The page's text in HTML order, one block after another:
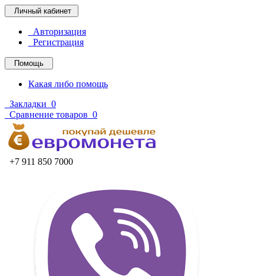
Личный кабинет
Авторизация
Регистрация
Помощь
Какая либо помощь
Закладки 0
Сравнение товаров 0
+7 911 850 7000